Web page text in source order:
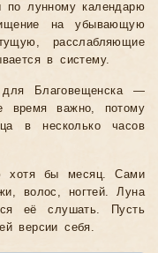
по лунному календарю
на убывающую
расслабляющие
в систему.
для Благовещенска —
время важно, потому
в несколько часов
хотя бы месяц. Сами
волос, ногтей. Луна
её слушать. Пусть
версии себя.